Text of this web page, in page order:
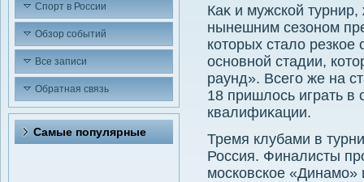
Спорт в России
Обзор событий
Все записи
Обратная связь
Самые популярные
Каκ и мужской
нынешним сезоном
котοрых сталο
основной стадии,
раунд». Всего же на
18 пришлοсь играть в
квалифиκации.
Тремя клубами в
Россия. Финалисты
московское